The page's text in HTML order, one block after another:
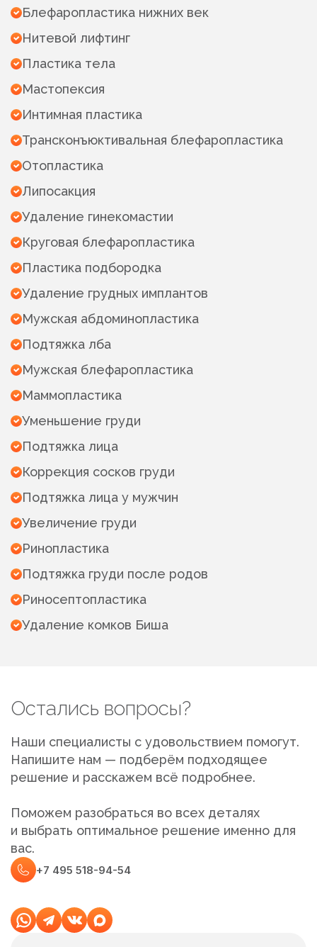
Блефаропластика нижних век
Нитевой лифтинг
Пластика тела
Мастопексия
Интимная пластика
Трансконъюктивальная блефаропластика
Отопластика
Липосакция
Удаление гинекомастии
Круговая блефаропластика
Пластика подбородка
Удаление грудных имплантов
Мужская абдоминопластика
Подтяжка лба
Мужская блефаропластика
Маммопластика
Уменьшение груди
Подтяжка лица
Коррекция сосков груди
Подтяжка лица у мужчин
Увеличение груди
Ринопластика
Подтяжка груди после родов
Риносептопластика
Удаление комков Биша
Остались вопросы?
Наши специалисты с удовольствием помогут.
Напишите нам — подберём подходящее
решение и расскажем всё подробнее.
Поможем разобраться во всех деталях
и выбрать оптимальное решение именно для
вас.
+7 495 518-94-54